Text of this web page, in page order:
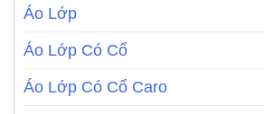
Áo Lớp
Áo Lớp Có Cổ
Áo Lớp Có Cổ Caro